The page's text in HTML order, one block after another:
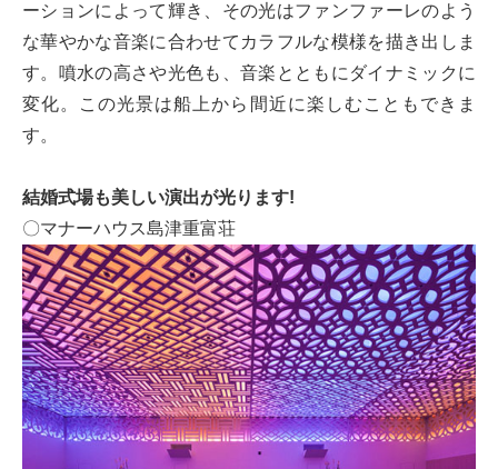
ーションによって輝き、その光はファンファーレのよう
な華やかな音楽に合わせてカラフルな模様を描き出しま
す。噴水の高さや光色も、音楽とともにダイナミックに
変化。この光景は船上から間近に楽しむこともできま
す。
結婚式場も美しい演出が光ります!
〇マナーハウス島津重富荘